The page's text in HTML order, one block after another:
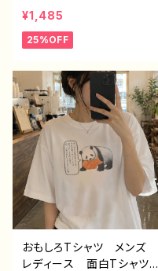
文字 かわいい おしゃ
れ 個性的 おすすめ 半
袖シャツ デザイン コラ
ル：デブ界のスリム（ホワイ
ト） 作：んごミック C-3
¥1,485
25%OFF
おもしろTシャツ メンズ
レディース 面白Tシャツ